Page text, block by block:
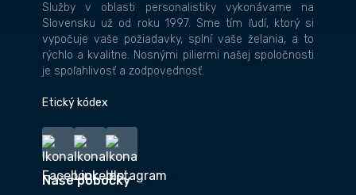
Služby v oblasti personalistiky vykonávame na
Slovensku už od roku 1997. Sme tím ľudí, ktorý si
vypočuje vaše požiadavky, splní vaše želania, a to
rýchlo a kvalitne. Nosnými piliermi našej spoločnosti
je spoľahlivosť a zodpovednosť.
Etický kódex
Naše pobočky